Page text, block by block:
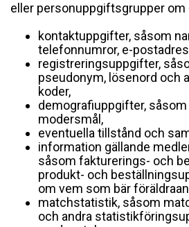
eller personuppgiftsgrupper om
kontaktuppgifter, såsom
telefonnumror, e-
registreringsuppgifter,
pseudonym, lösenord och
koder,
demografiuppgifter, såsom
modersmål,
eventuella tillstånd och
information gällande
såsom fakturerings- och
produkt- och
om vem som bär
matchstatistik, såsom
och andra